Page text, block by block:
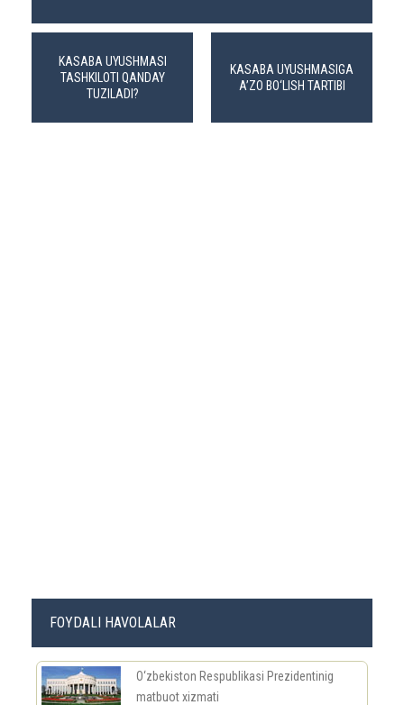
KASABA UYUSHMASI
TASHKILOTI QANDAY
TUZILADI?
KASABA UYUSHMASIGA
A’ZO BO‘LISH TARTIBI
FOYDALI HAVOLALAR
O‘zbekiston Respublikasi Prezidentinig
matbuot xizmati